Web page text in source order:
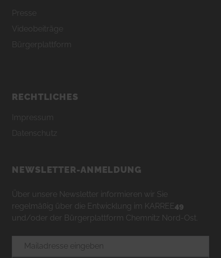
Presse
Videobeiträge
Bürgerplattform
RECHTLICHES
Impressum
Datenschutz
NEWSLETTER-ANMELDUNG
Über unsere Newsletter informieren wir Sie
regelmäßig über die Entwicklung im KARREE49
und/oder der Bürgerplattform Chemnitz Nord-Ost.
E-Mailadresse